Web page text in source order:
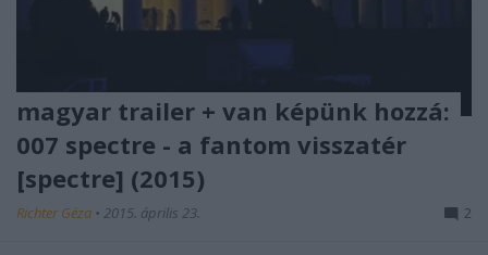
magyar trailer + van képünk hozzá:
007 spectre - a fantom visszatér
[spectre] (2015)
Richter Géza • 2015. április 23. 2